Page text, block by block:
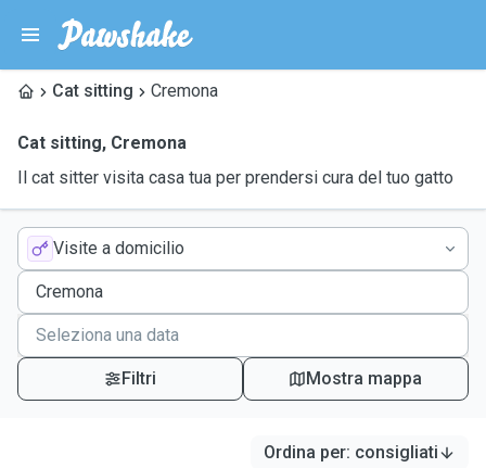
Cat sitting Cremona
Cat sitting, Cremona
Il cat sitter visita casa tua per prendersi cura del tuo gatto
Visite a domicilio
Filtri Mostra mappa
Ordina per: consigliati